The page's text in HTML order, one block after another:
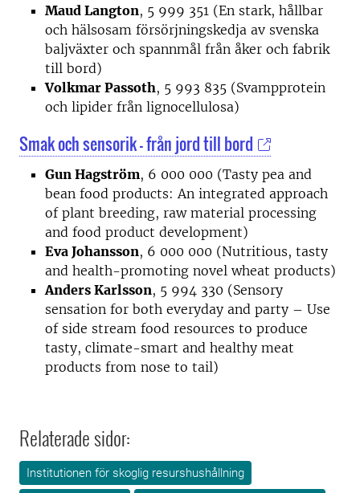
Maud Langton, 5 999 351 (En stark, hållbar
och hälsosam försörjningskedja av svenska
baljväxter och spannmål från åker och fabrik
till bord)
Volkmar Passoth, 5 993 835 (Svampprotein
och lipider från lignocellulosa)
Smak och sensorik – från jord till bord
Gun Hagström, 6 000 000 (Tasty pea and
bean food products: An integrated approach
of plant breeding, raw material processing
and food product development)
Eva Johansson, 6 000 000 (Nutritious, tasty
and health-promoting novel wheat products)
Anders Karlsson, 5 994 330 (Sensory
sensation for both everyday and party – Use
of side stream food resources to produce
tasty, climate-smart and healthy meat
products from nose to tail)
Relaterade sidor:
Institutionen för skoglig resurshushållning